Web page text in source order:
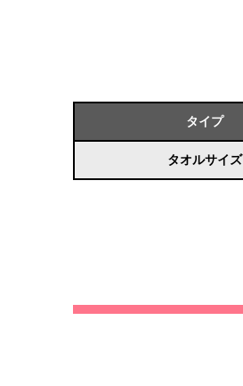
タイプ
タオルサイズ